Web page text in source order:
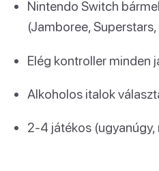
Nintendo Switch
(Jamboree,
Elég kontroller minden
Alkoholos italok
2-4 játékos